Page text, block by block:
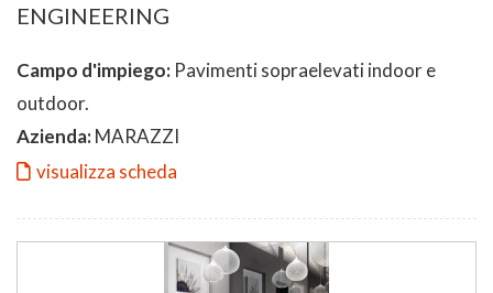
ENGINEERING
Campo d'impiego: Pavimenti sopraelevati indoor e
outdoor.
Azienda:MARAZZI
visualizza scheda